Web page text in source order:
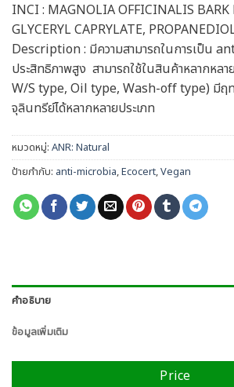
INCI : MAGNOLIA OFFICINALIS BARK
GLYCERYL CAPRYLATE,
Description : มีความสามารถในการเป็น
ประสิทธิภาพสูง สามารถใช้ในสินค้าหลากหล
W/S type, Oil type, Wash-off type) มีฤ
จุลินทรีย์ได้หลากหลายประเภท
หมวดหมู่: ANR: Natural
ป้ายกำกับ: anti-microbia,Ecocert,Vegan
คำอธิบาย
ข้อมูลเพิ่มเติม
Price